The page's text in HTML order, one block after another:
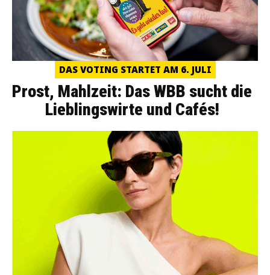
DAS VOTING STARTET AM 6. JULI
Prost, Mahlzeit: Das WBB sucht die
Lieblingswirte und Cafés!